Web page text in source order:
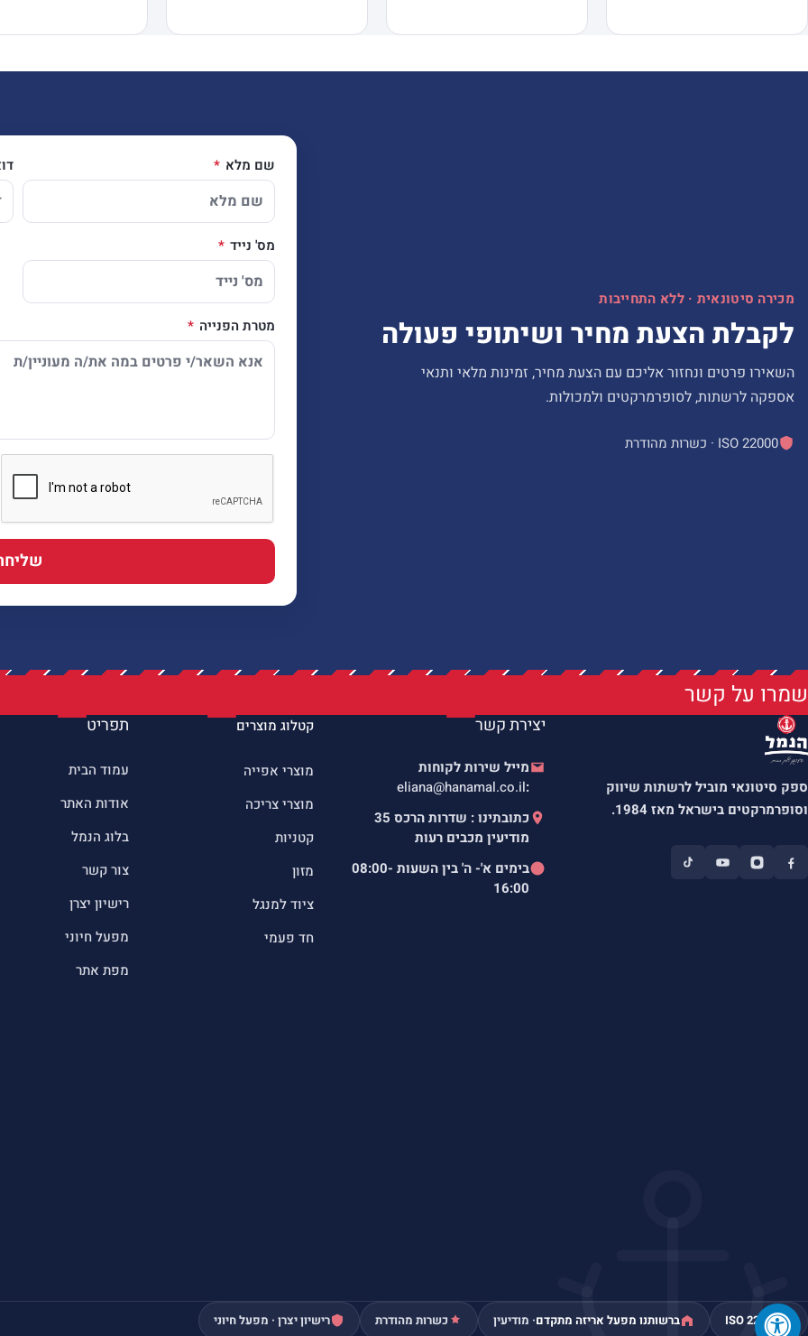
מכירה סיטונאית · ללא התחייבות
לקבלת הצעת מחיר ושיתופי פעולה
השאירו פרטים ונחזור אליכם עם הצעת מחיר, זמינות מלאי ותנאי
אספקה לרשתות, לסופרמרקטים ולמכולות.
ISO 22000 · כשרות מהודרת
שם מלא
מס' נייד
מטרת הפנייה
שמרו על קשר
ספק סיטונאי מוביל לרשתות שיווק
וסופרמרקטים בישראל מאז 1984.
יצירת קשר
מייל שירות לקוחות
:
eliana@hanamal.co.il
כתובתינו : שדרות הרכס 35
מודיעין מכבים רעות
בימים א'- ה' בין השעות 08:00-
16:00
קטלוג מוצרים
מוצרי אפייה
מוצרי צריכה
קטניות
מזון
ציוד למנגל
חד פעמי
תפריט
עמוד הבית
אודות האתר
בלוג הנמל
צור קשר
רישיון יצרן
מפעל חיוני
מפת אתר
ISO 22000 ברשותנו מפעל אריזה מתקדם· מודיעין כשרות מהודרת רישיון יצרן · מפעל חיוני